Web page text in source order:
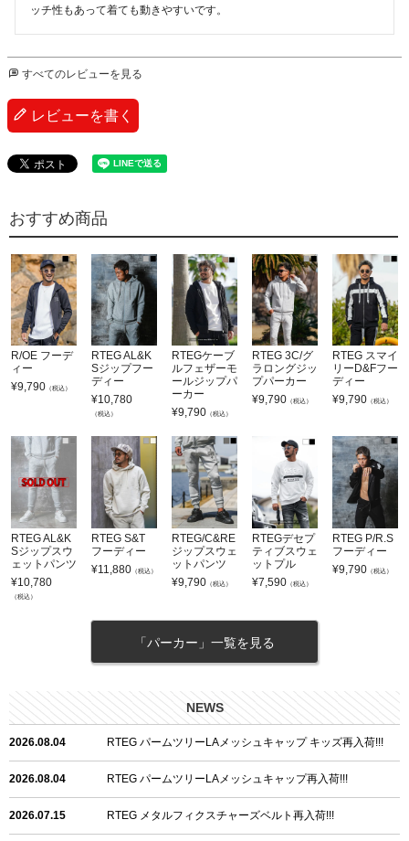
ッチ性もあって着ても動きやすいです。
すべてのレビューを見る
レビューを書く
おすすめ商品
R/OE フーデ
ィー
¥9,790 （税込）
RTEG AL&K
Sジップフー
ディー
¥10,780
（税込）
RTEGケーブ
ルフェザーモ
ールジップパ
ーカー
¥9,790 （税込）
RTEG 3C/グ
ラロングジッ
プパーカー
¥9,790 （税込）
RTEG スマイ
リーD&Fフー
ディー
¥9,790 （税込）
RTEG AL&K
Sジップスウ
ェットパンツ
¥10,780
（税込）
RTEG S&T
フーディー
¥11,880 （税込）
RTEG/C&RE
ジップスウェ
ットパンツ
¥9,790 （税込）
RTEGデセプ
ティブスウェ
ットプル
¥7,590 （税込）
RTEG P/R.S
フーディー
¥9,790 （税込）
「パーカー」一覧を見る
NEWS
2026.08.04 RTEG パームツリーLAメッシュキャップ キッズ再入荷!!!
2026.08.04 RTEG パームツリーLAメッシュキャップ再入荷!!!
2026.07.15 RTEG メタルフィクスチャーズベルト再入荷!!!